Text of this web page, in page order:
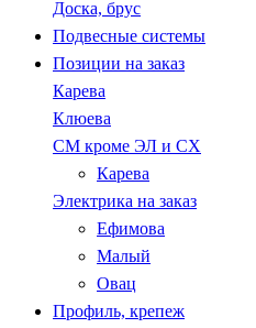
Доска, брус
Подвесные системы
Позиции на заказ
Карева
Клюева
СМ кроме ЭЛ и СХ
Карева
Электрика на заказ
Ефимова
Малый
Овац
Профиль, крепеж